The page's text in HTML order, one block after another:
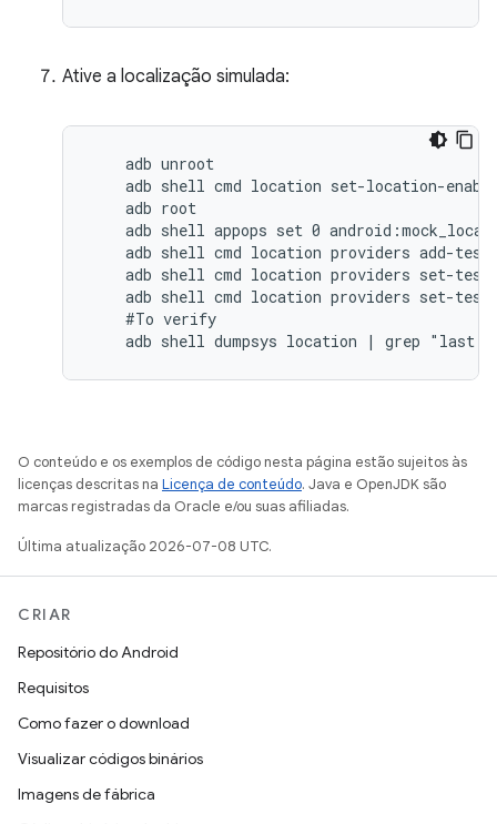
Ative a localização simulada:
    adb unroot
adb shell cmd location set-location-
    adb root
adb shell appops set 0
adb shell cmd location providers add-
adb shell cmd location providers set-
adb shell cmd location providers set-
    #To verify
adb shell dumpsys location | grep "last
O conteúdo e os exemplos de código nesta página estão sujeitos às
licenças descritas na Licença de conteúdo. Java e OpenJDK são
marcas registradas da Oracle e/ou suas afiliadas.
Última atualização 2026-07-08 UTC.
CRIAR
Repositório do Android
Requisitos
Como fazer o download
Visualizar códigos binários
Imagens de fábrica